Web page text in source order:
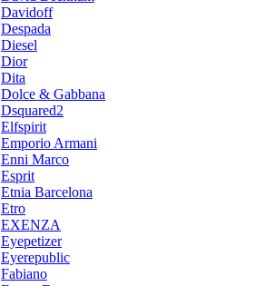
Davidoff
Despada
Diesel
Dior
Dita
Dolce & Gabbana
Dsquared2
Elfspirit
Emporio Armani
Enni Marco
Esprit
Etnia Barcelona
Etro
EXENZA
Eyepetizer
Eyerepublic
Fabiano